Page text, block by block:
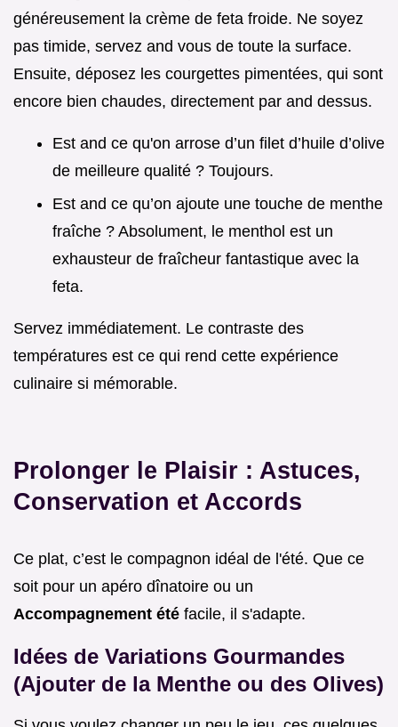
généreusement la crème de feta froide. Ne soyez
pas timide, servez and vous de toute la surface.
Ensuite, déposez les courgettes pimentées, qui sont
encore bien chaudes, directement par and dessus.
Est and ce qu'on arrose d’un filet d’huile d’olive
de meilleure qualité ? Toujours.
Est and ce qu’on ajoute une touche de menthe
fraîche ? Absolument, le menthol est un
exhausteur de fraîcheur fantastique avec la
feta.
Servez immédiatement. Le contraste des
températures est ce qui rend cette expérience
culinaire si mémorable.
Prolonger le Plaisir : Astuces,
Conservation et Accords
Ce plat, c’est le compagnon idéal de l'été. Que ce
soit pour un apéro dînatoire ou un
Accompagnement été facile, il s'adapte.
Idées de Variations Gourmandes
(Ajouter de la Menthe ou des Olives)